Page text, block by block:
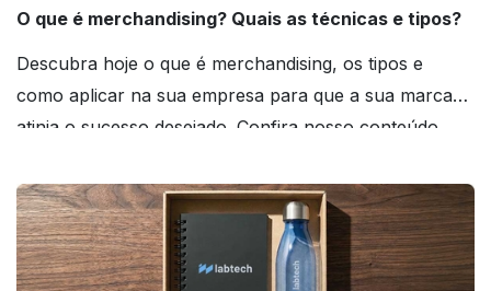
O que é merchandising? Quais as técnicas e tipos?
Descubra hoje o que é merchandising, os tipos e
como aplicar na sua empresa para que a sua marca
atinja o sucesso desejado. Confira nosso conteúdo